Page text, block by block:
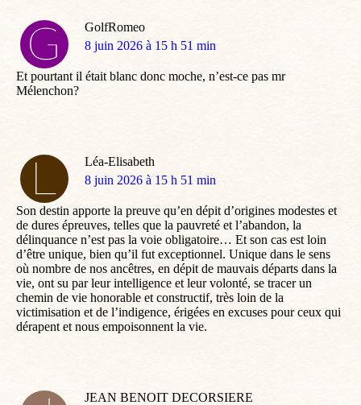
GolfRomeo
dit
8 juin 2026 à 15 h 51 min
Et pourtant il était blanc donc moche, n’est-ce pas mr
Mélenchon?
Léa-Elisabeth
dit
8 juin 2026 à 15 h 51 min
Son destin apporte la preuve qu’en dépit d’origines modestes et
de dures épreuves, telles que la pauvreté et l’abandon, la
délinquance n’est pas la voie obligatoire… Et son cas est loin
d’être unique, bien qu’il fut exceptionnel. Unique dans le sens
où nombre de nos ancêtres, en dépit de mauvais départs dans la
vie, ont su par leur intelligence et leur volonté, se tracer un
chemin de vie honorable et constructif, très loin de la
victimisation et de l’indigence, érigées en excuses pour ceux qui
dérapent et nous empoisonnent la vie.
JEAN BENOIT DECORSIERE